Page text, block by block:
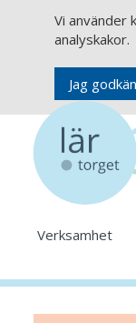
Vi använder
analyskakor.
Jag
Verksamhet